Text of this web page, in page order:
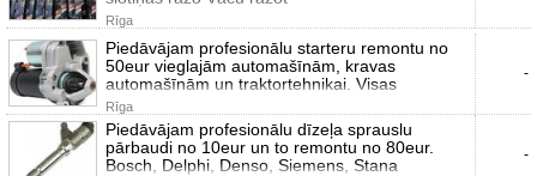
Rīga
Piedāvājam profesionālu starteru remontu no
50eur vieglajām automašīnām, kravas
automašīnām un traktortehnikai. Visas
Rīga
-
Piedāvājam profesionālu dīzeļa sprauslu
pārbaudi no 10eur un to remontu no 80eur.
Bosch, Delphi, Denso, Siemens, Stana
-